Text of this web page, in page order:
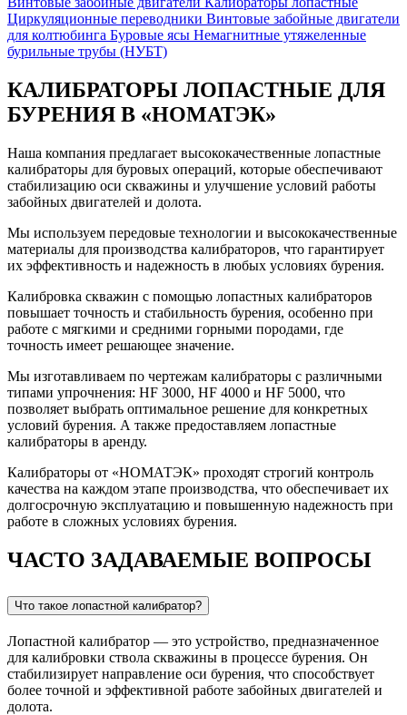
Циркуляционные переводники Винтовые забойные двигатели
для колтюбинга Буровые ясы Немагнитные утяжеленные
бурильные трубы (НУБТ)
КАЛИБРАТОРЫ ЛОПАСТНЫЕ ДЛЯ
БУРЕНИЯ В «НОМАТЭК»
Наша компания предлагает высококачественные лопастные
калибраторы для буровых операций, которые обеспечивают
стабилизацию оси скважины и улучшение условий работы
забойных двигателей и долота.
Мы используем передовые технологии и высококачественные
материалы для производства калибраторов, что гарантирует
их эффективность и надежность в любых условиях бурения.
Калибровка скважин с помощью лопастных калибраторов
повышает точность и стабильность бурения, особенно при
работе с мягкими и средними горными породами, где
точность имеет решающее значение.
Мы изготавливаем по чертежам калибраторы с различными
типами упрочнения: HF 3000, HF 4000 и HF 5000, что
позволяет выбрать оптимальное решение для конкретных
условий бурения. А также предоставляем лопастные
калибраторы в аренду.
Калибраторы от «НОМАТЭК» проходят строгий контроль
качества на каждом этапе производства, что обеспечивает их
долгосрочную эксплуатацию и повышенную надежность при
работе в сложных условиях бурения.
ЧАСТО ЗАДАВАЕМЫЕ ВОПРОСЫ
Что такое лопастной калибратор?
Лопастной калибратор — это устройство, предназначенное
для калибровки ствола скважины в процессе бурения. Он
стабилизирует направление оси бурения, что способствует
более точной и эффективной работе забойных двигателей и
долота.